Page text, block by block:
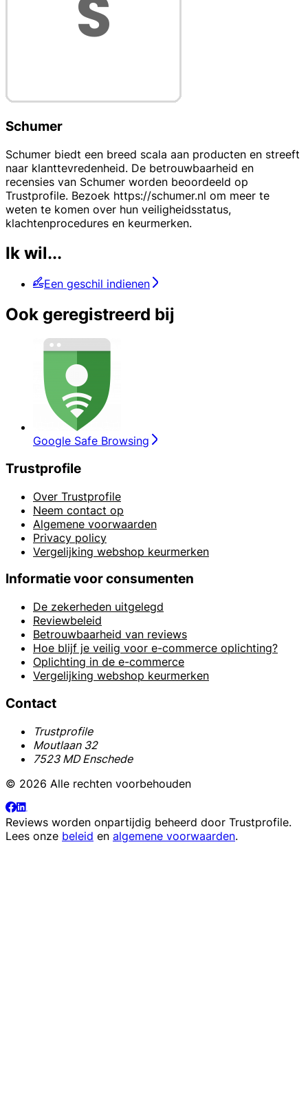
Schumer
Schumer biedt een breed scala aan producten en streeft
naar klanttevredenheid. De betrouwbaarheid en
recensies van Schumer worden beoordeeld op
Trustprofile. Bezoek https://schumer.nl om meer te
weten te komen over hun veiligheidsstatus,
klachtenprocedures en keurmerken.
Ik wil...
Een geschil indienen
Ook geregistreerd bij
Google Safe Browsing
Trustprofile
Over Trustprofile
Neem contact op
Algemene voorwaarden
Privacy policy
Vergelijking webshop keurmerken
Informatie voor consumenten
De zekerheden uitgelegd
Reviewbeleid
Betrouwbaarheid van reviews
Hoe blijf je veilig voor e-commerce oplichting?
Oplichting in de e-commerce
Vergelijking webshop keurmerken
Contact
Trustprofile
Moutlaan 32
7523 MD Enschede
© 2026 Alle rechten voorbehouden
Reviews worden onpartijdig beheerd door Trustprofile.
Lees onze beleid en algemene voorwaarden.